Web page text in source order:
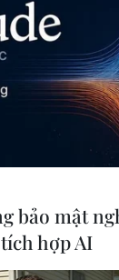
bảo mật
hợp AI